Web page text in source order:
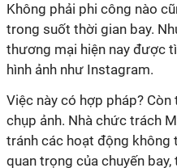
Không phải phi công nào
trong suốt thời gian bay.
thương mại hiện nay được
hình ảnh như Instagram.
Việc này có hợp pháp?
chụp ảnh. Nhà chức trách
tránh các hoạt động không
quan trọng của chuyến